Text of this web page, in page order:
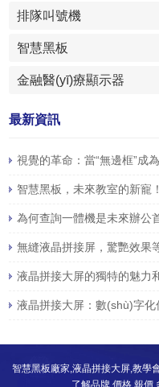
排隊叫號機
智慧黑板
金融醫(yī)療顯示器
最新資訊
視覺的革命：當“無邊框”成
智慧黑板，未來教室的新寵！
為何查詢一體機是未來辦公首
無縫液晶拼接屏，驚艷效
液晶拼接大屏的獨特的魅力
液晶拼接大屏：數(shù)字
智慧黑板廠家,液晶拼接大屏,教學
了解品牌,價格,報價